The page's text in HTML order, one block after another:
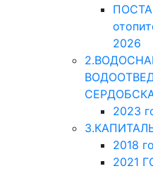
2026
2023
2018
2021